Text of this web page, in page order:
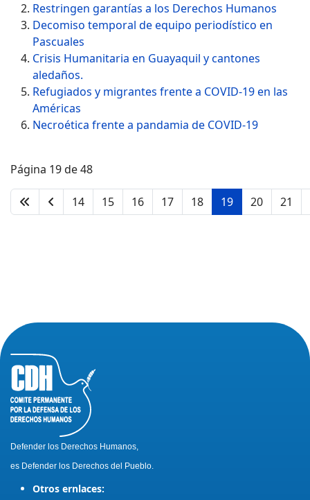
Restringen garantías a los Derechos Humanos
Decomiso temporal de equipo periodístico en
Pascuales
Crisis Humanitaria en Guayaquil y cantones
aledaños.
Refugiados y migrantes frente a COVID-19 en las
Américas
Necroética frente a pandamia de COVID-19
Página 19 de 48
14 15 16 17 18 19 20 21
Defender los Derechos Humanos,
es Defender los Derechos del Pueblo.
Otros ernlaces: